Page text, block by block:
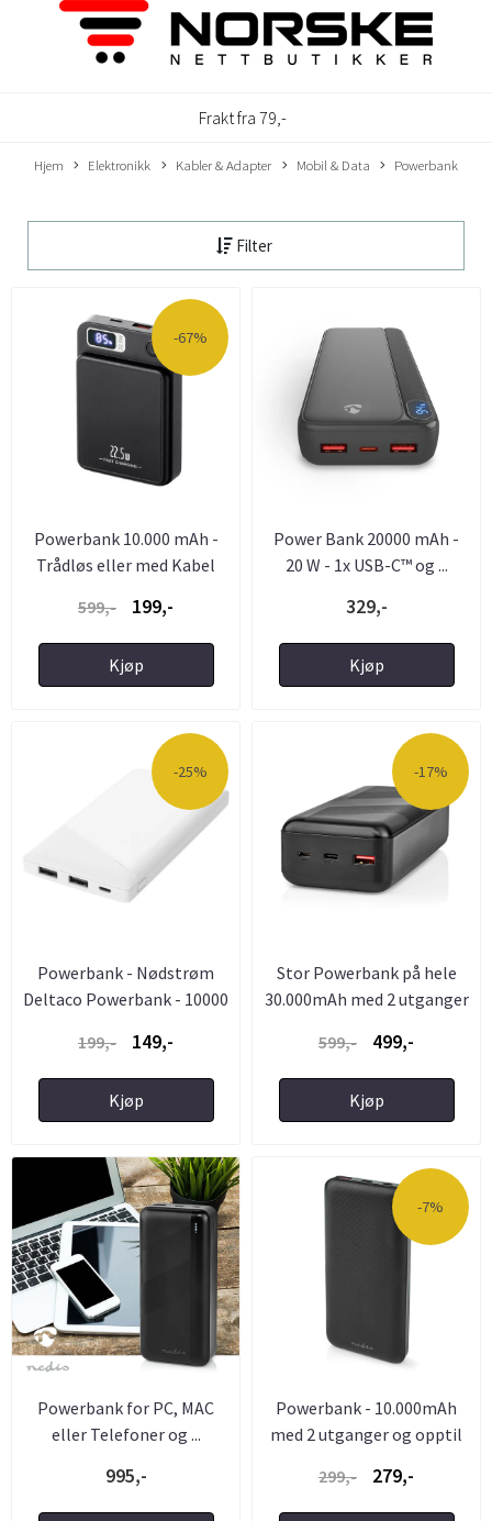
Frakt fra 79,-
Hjem Elektronikk Kabler & Adapter Mobil & Data Powerbank
Filter
-67%
Powerbank 10.000 mAh -
Trådløs eller med Kabel
599,-
199,-
Kjøp
Power Bank 20000 mAh -
20 W - 1x USB-C™ og ...
329,-
Kjøp
-25%
Powerbank - Nødstrøm
Deltaco Powerbank - 10000
199,- 149,-
Kjøp
-17%
Stor Powerbank på hele
30.000mAh med 2 utganger
599,- 499,-
Kjøp
Powerbank for PC, MAC
eller Telefoner og ...
995,-
-7%
Powerbank - 10.000mAh
med 2 utganger og opptil
299,- 279,-